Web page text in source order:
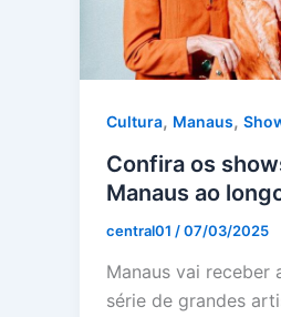
Cultura, Manaus,
Confira os
Manaus ao
central01 /07/03/2025
Manaus vai receber
série de grandes